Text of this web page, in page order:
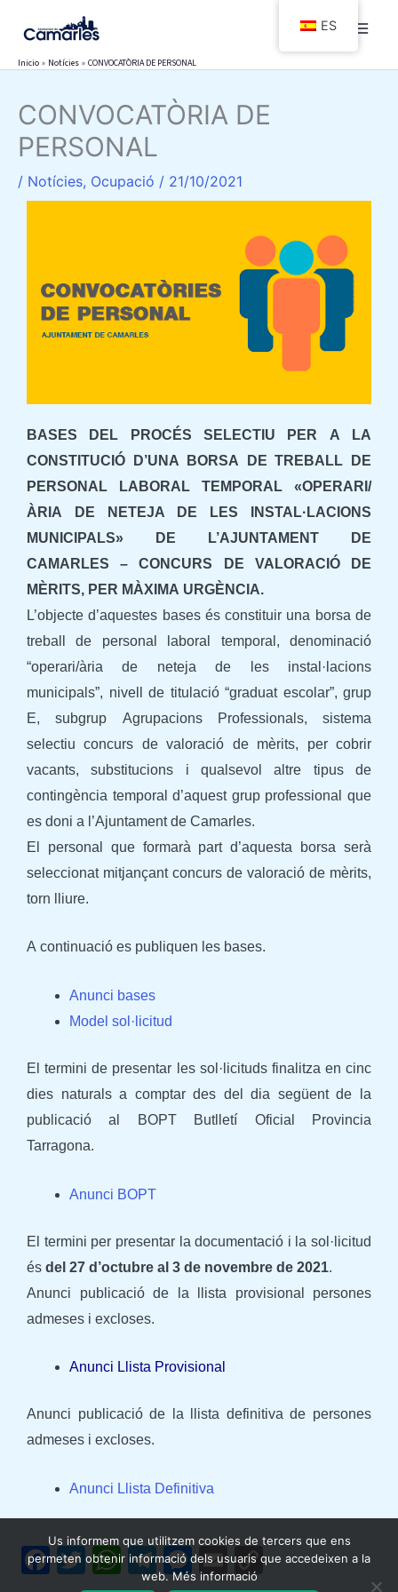
contenido
Inicio Notícies CONVOCATÒRIA DE PERSONAL
CONVOCATÒRIA DE
PERSONAL
/ Notícies, Ocupació / 21/10/2021
BASES DEL PROCÉS SELECTIU PER A LA
CONSTITUCIÓ D’UNA BORSA DE TREBALL DE
PERSONAL LABORAL TEMPORAL «OPERARI/
ÀRIA DE NETEJA DE LES INSTAL·LACIONS
MUNICIPALS» DE L’AJUNTAMENT DE
CAMARLES – CONCURS DE VALORACIÓ DE
MÈRITS, PER MÀXIMA URGÈNCIA.
L’objecte d’aquestes bases és constituir una borsa de
treball de personal laboral temporal, denominació
“operari/ària de neteja de les instal·lacions
municipals”, nivell de titulació “graduat escolar”, grup
E, subgrup Agrupacions Professionals, sistema
selectiu concurs de valoració de mèrits, per cobrir
vacants, substitucions i qualsevol altre tipus de
contingència temporal d’aquest grup professional que
es doni a l’Ajuntament de Camarles.
El personal que formarà part d’aquesta borsa serà
seleccionat mitjançant concurs de valoració de mèrits,
torn lliure.
A continuació es publiquen les bases.
Anunci bases
Model sol·licitud
El termini de presentar les sol·licituds finalitza en cinc
dies naturals a comptar des del dia següent de la
publicació al BOPT Butlletí Oficial Provincia
Tarragona.
Anunci BOPT
El termini per presentar la documentació i la sol·licitud
és del 27 d’octubre al 3 de novembre de 2021.
Anunci publicació de la llista provisional persones
admeses i excloses.
Anunci Llista Provisional
Anunci publicació de la llista definitiva de persones
admeses i excloses.
Anunci Llista Definitiva
F T W T M E C
ES
Us informem que utilitzem cookies de tercers que ens
permeten obtenir informació dels usuaris que accedeixen a la
web. Més informació